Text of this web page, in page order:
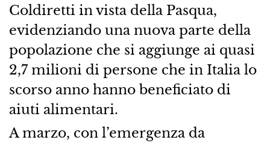
Coldiretti in vista della Pasqua,
evidenziando una nuova parte della
popolazione che si aggiunge ai quasi
2,7 milioni di persone che in Italia lo
scorso anno hanno beneficiato di
aiuti alimentari.
A marzo, con l’emergenza da